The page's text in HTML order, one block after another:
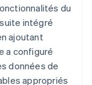
du
intégré
ajoutant
a configuré
données de
appropriés